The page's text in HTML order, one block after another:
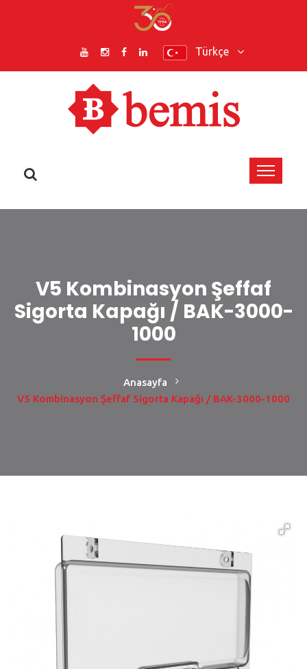
Türkçe
V5 Kombinasyon Şeffaf
Sigorta Kapağı / BAK-3000-
1000
Anasayfa
V5 Kombinasyon Şeffaf Sigorta Kapağı / BAK-3000-1000